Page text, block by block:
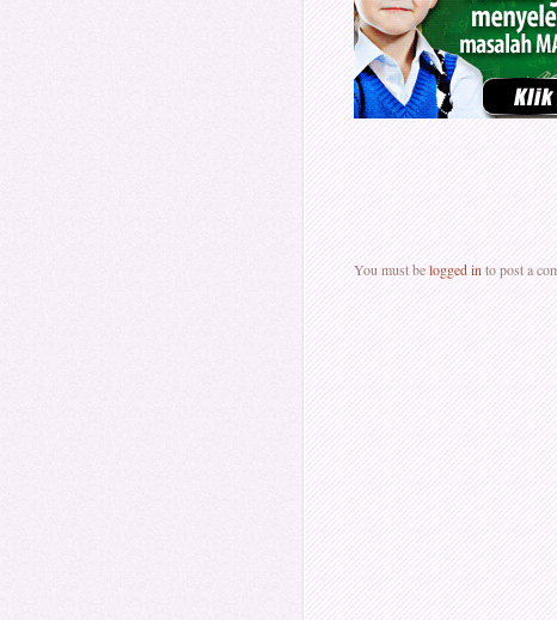
You must belogged in to post a